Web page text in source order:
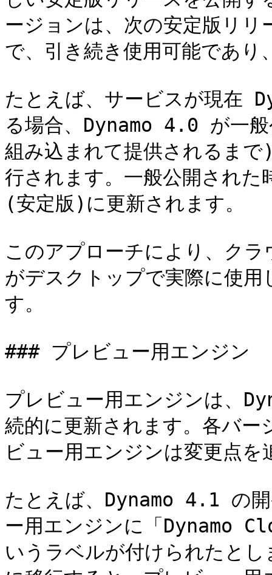
ージョンは、次の安定版リ
で、引き続き使用可能であ
たとえば、サービスが現在
る場合、Dynamo 4.0 が一
組み込まれて提供されるま
行されます。一般公開され
(安定版)に更新されます。
このアプローチにより、ク
がデスクトップで実際に使
す。
### プレビュー用エンジン
プレビュー用エンジンは、
続的に更新されます。各バ
ビュー用エンジンは変更点を
たとえば、Dynamo 4.1 の
ー用エンジンに「Dynamo
いうラベルが付けられたと